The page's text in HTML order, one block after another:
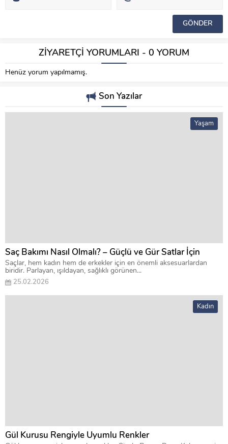
ZİYARETÇİ YORUMLARI - 0 YORUM
Henüz yorum yapılmamış.
Son Yazılar
Yaşam
Saç Bakımı Nasıl Olmalı? – Güçlü ve Gür Satlar İçin
Saçlar, hem kadın hem de erkekler için en önemli aksesuarlardan
biridir. Parlayan, ışıldayan, sağlıklı görünen...
25.02.2026
Kadın
Gül Kurusu Rengiyle Uyumlu Renkler